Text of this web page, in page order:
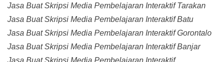
Jasa Buat Skripsi Media Pembelajaran Interaktif Tarakan
Jasa Buat Skripsi Media Pembelajaran Interaktif Batu
Jasa Buat Skripsi Media Pembelajaran Interaktif Gorontalo
Jasa Buat Skripsi Media Pembelajaran Interaktif Banjar